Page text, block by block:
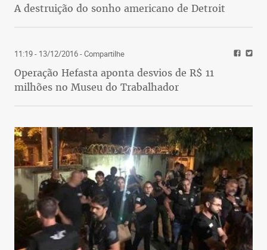
A destruição do sonho americano de Detroit
11:19 - 13/12/2016- Compartilhe
Operação Hefasta aponta desvios de R$ 11
milhões no Museu do Trabalhador